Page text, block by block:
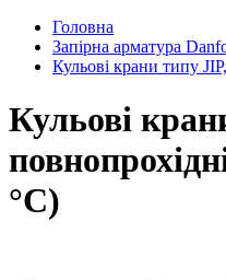
Головна
Запірна арматура
Кульові крани типу
Кульові
°С)